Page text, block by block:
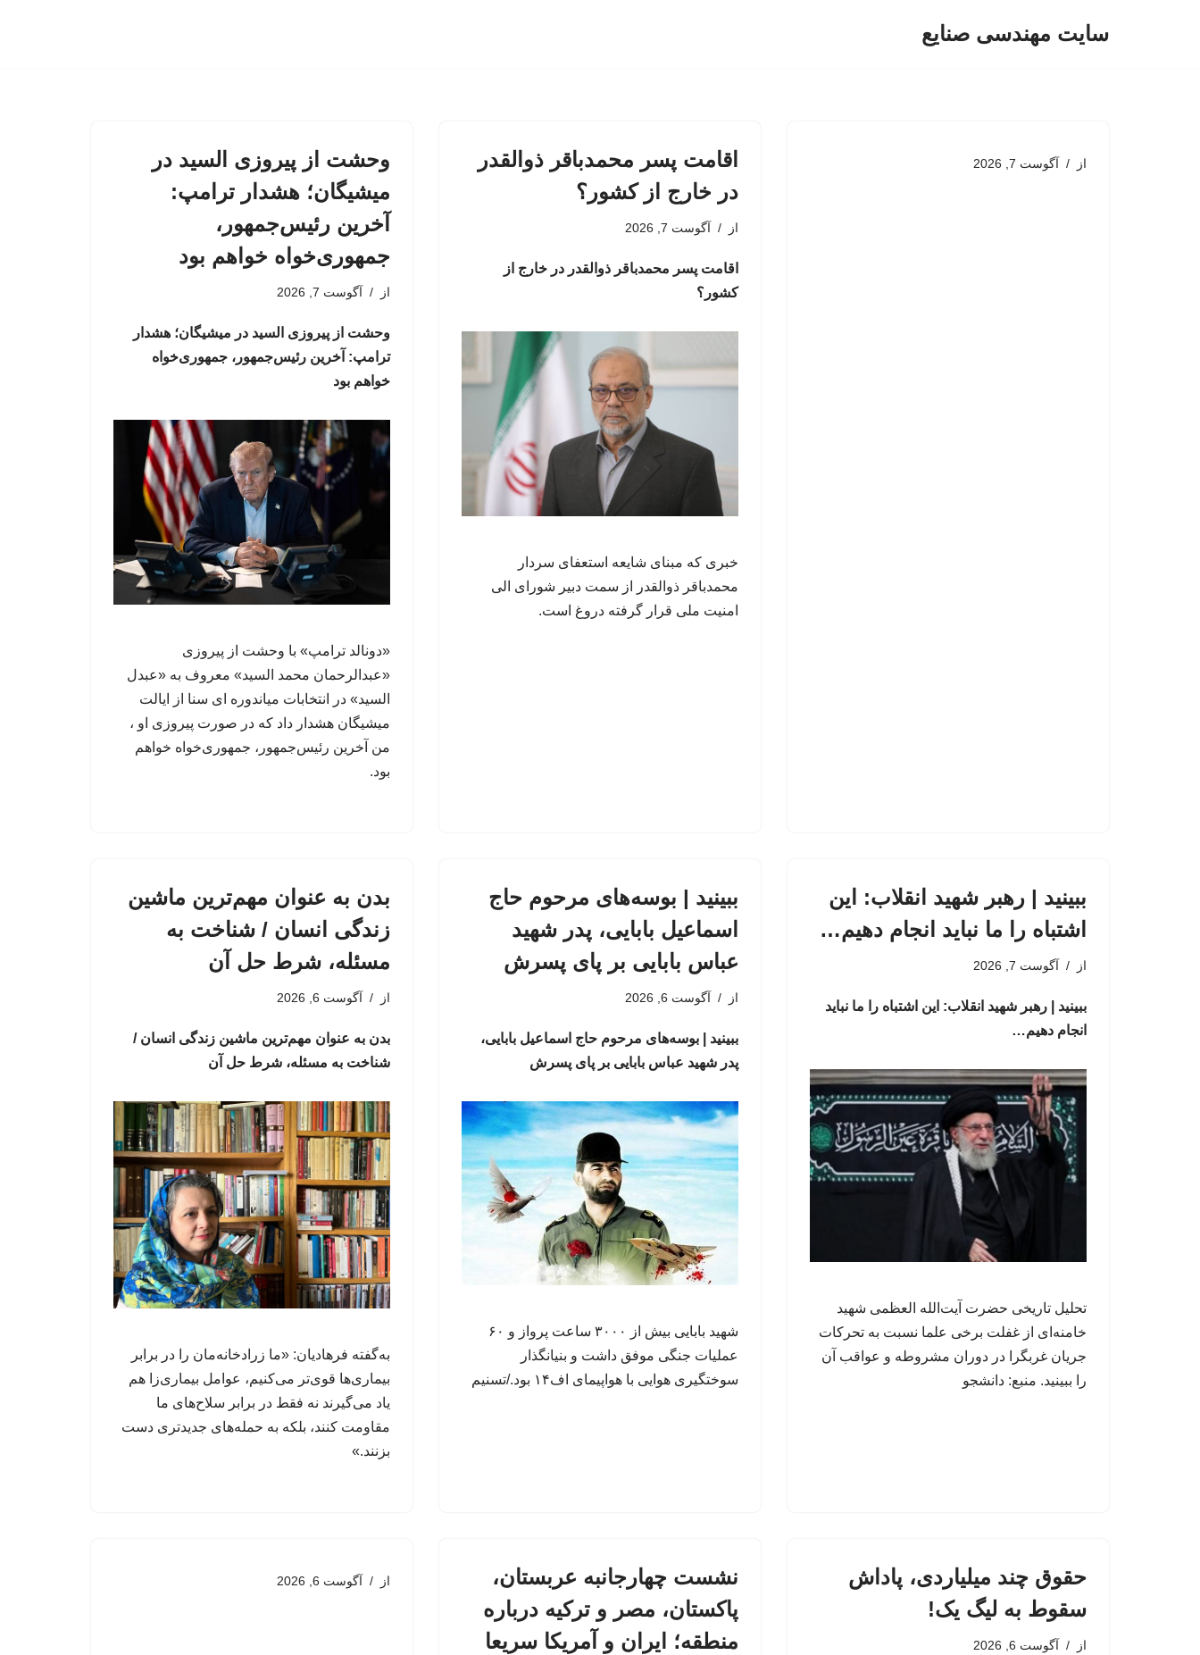
سایت مهندسی صنایع
از آگوست 7, 2026
اقامت پسر محمدباقر ذوالقدر
در خارج از کشور؟
از آگوست 7, 2026
اقامت پسر محمدباقر ذوالقدر در خارج از
کشور؟
خبری که مبنای شایعه استعفای سردار
محمدباقر ذوالقدر از سمت دبیر شورای الی
امنیت ملی قرار گرفته دروغ است.
وحشت از پیروزی السید در
میشیگان؛ هشدار ترامپ:
آخرین رئیس‌جمهور،
جمهوری‌خواه خواهم بود
از آگوست 7, 2026
وحشت از پیروزی السید در میشیگان؛ هشدار
ترامپ: آخرین رئیس‌جمهور، جمهوری‌خواه
خواهم بود
«دونالد ترامپ» با وحشت از پیروزی
«عبدالرحمان محمد السید» معروف به «عبدل
السید» در انتخابات میاندوره ای سنا از ایالت
میشیگان هشدار داد که در صورت پیروزی او ،
من آخرین رئیس‌جمهور، جمهوری‌‍‌خواه خواهم
بود.
ببینید | رهبر شهید انقلاب: این
اشتباه را ما نباید انجام دهیم…
از آگوست 7, 2026
ببینید | رهبر شهید انقلاب: این اشتباه را ما نباید
انجام دهیم…
تحلیل تاریخی حضرت آیت‌الله العظمی شهید
خامنه‌ای از غفلت برخی علما نسبت به تحرکات
جریان غربگرا در دوران مشروطه و عواقب آن
را ببینید. منبع: دانشجو
ببینید | بوسه‌های مرحوم حاج
اسماعیل بابایی، پدر شهید
عباس بابایی بر پای پسرش
از آگوست 6, 2026
ببینید | بوسه‌های مرحوم حاج اسماعیل بابایی،
پدر شهید عباس بابایی بر پای پسرش
شهید بابایی بیش از ۳۰۰۰ ساعت پرواز و ۶۰
عملیات جنگی موفق داشت و بنیانگذار
سوختگیری هوایی با هواپیمای اف۱۴ بود./تسنیم
بدن به عنوان مهم‌ترین ماشین
زندگی انسان / شناخت به
مسئله، شرط حل آن
از آگوست 6, 2026
بدن به عنوان مهم‌ترین ماشین زندگی انسان /
شناخت به مسئله، شرط حل آن
به‌گفته فرهادیان: «ما زرادخانه‌مان را در برابر
بیماری‌ها قوی‌تر می‌کنیم، عوامل‌ بیماری‌زا هم
یاد می‌گیرند نه فقط در برابر سلاح‌های ما
مقاومت کنند، بلکه به حمله‌های جدیدتری دست
بزنند.»
حقوق چند میلیاردی، پاداش
سقوط به لیگ یک!
از آگوست 6, 2026
نشست چهارجانبه عربستان،
پاکستان، مصر و ترکیه درباره
منطقه؛ ایران و آمریکا سریعا
از آگوست 6, 2026